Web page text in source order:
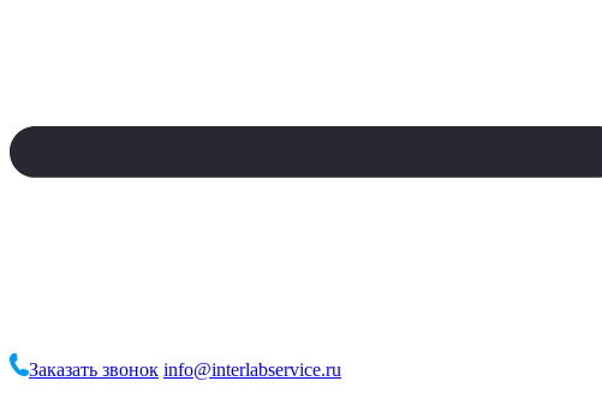
Заказать звонок info@interlabservice.ru